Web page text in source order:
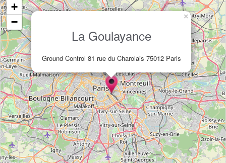
La Goulayance
Ground Control 81 rue du Charolais 75012 Paris
×
+
−